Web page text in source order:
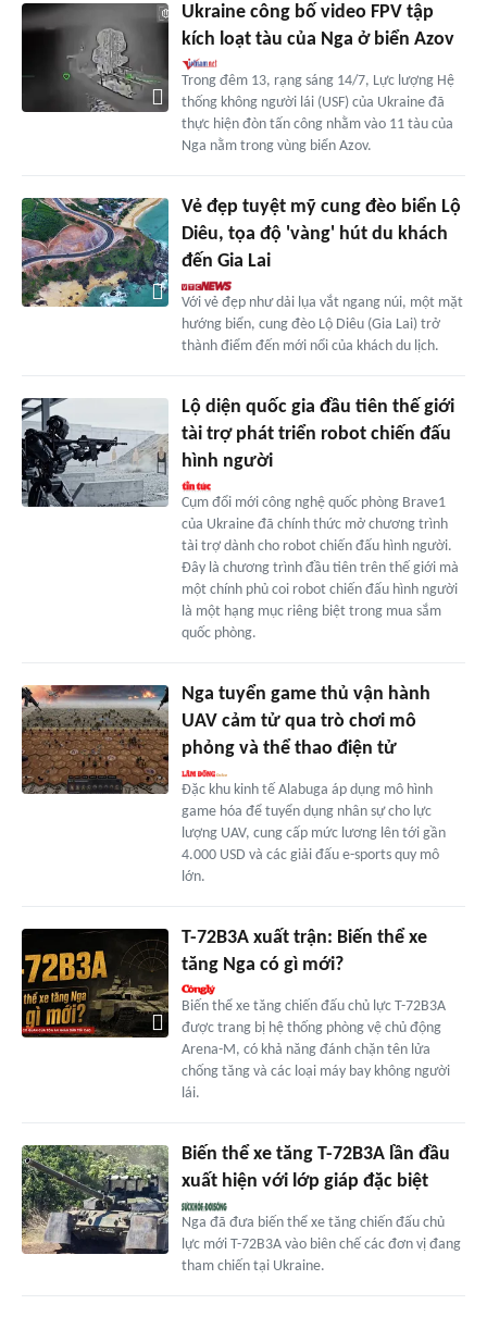
Ukraine công bố video FPV tập
kích loạt tàu của Nga ở biển Azov
Trong đêm 13, rạng sáng 14/7, Lực lượng Hệ
thống không người lái (USF) của Ukraine đã
thực hiện đòn tấn công nhằm vào 11 tàu của
Nga nằm trong vùng biển Azov.
Vẻ đẹp tuyệt mỹ cung đèo biển Lộ
Diêu, tọa độ 'vàng' hút du khách
đến Gia Lai
Với vẻ đẹp như dải lụa vắt ngang núi, một mặt
hướng biển, cung đèo Lộ Diêu (Gia Lai) trở
thành điểm đến mới nổi của khách du lịch.
Lộ diện quốc gia đầu tiên thế giới
tài trợ phát triển robot chiến đấu
hình người
Cụm đổi mới công nghệ quốc phòng Brave1
của Ukraine đã chính thức mở chương trình
tài trợ dành cho robot chiến đấu hình người.
Đây là chương trình đầu tiên trên thế giới mà
một chính phủ coi robot chiến đấu hình người
là một hạng mục riêng biệt trong mua sắm
quốc phòng.
Nga tuyển game thủ vận hành
UAV cảm tử qua trò chơi mô
phỏng và thể thao điện tử
Đặc khu kinh tế Alabuga áp dụng mô hình
game hóa để tuyển dụng nhân sự cho lực
lượng UAV, cung cấp mức lương lên tới gần
4.000 USD và các giải đấu e-sports quy mô
lớn.
T-72B3A xuất trận: Biến thể xe
tăng Nga có gì mới?
Biến thể xe tăng chiến đấu chủ lực T-72B3A
được trang bị hệ thống phòng vệ chủ động
Arena-M, có khả năng đánh chặn tên lửa
chống tăng và các loại máy bay không người
lái.
Biến thể xe tăng T-72B3A lần đầu
xuất hiện với lớp giáp đặc biệt
Nga đã đưa biến thể xe tăng chiến đấu chủ
lực mới T-72B3A vào biên chế các đơn vị đang
tham chiến tại Ukraine.